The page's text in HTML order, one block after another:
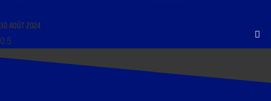
30 AOÛT 2024